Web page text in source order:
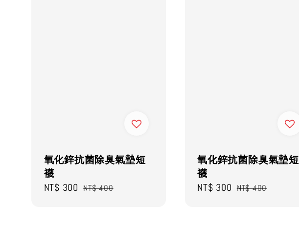
氧化鋅抗菌除臭氣墊短
襪
Sale
NT$ 300 Regular
NT$ 400
氧化鋅抗菌除臭氣墊短
襪
Sale
NT$ 300 Regular
NT$ 400